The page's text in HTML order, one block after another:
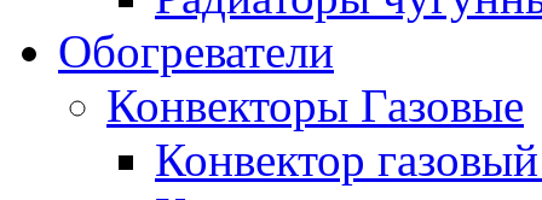
Обогреватели
Конвекторы Газовые
Конвектор